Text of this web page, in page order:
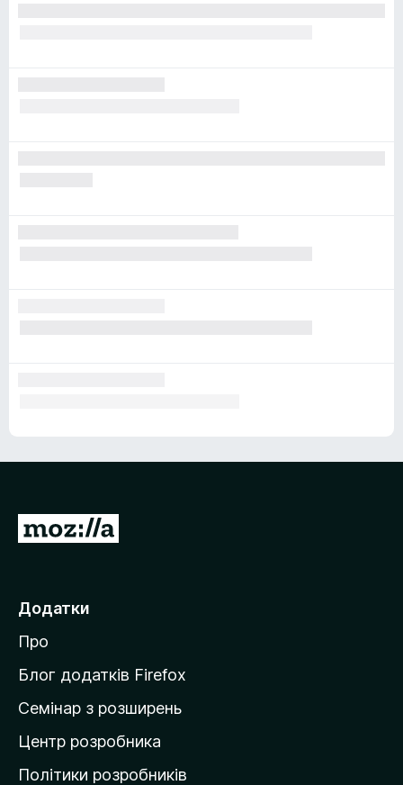
П
е
й
т
и
а
д
о
Додатки
Про
Блог додатків Firefox
Семінар з розширень
Центр розробника
Політики розробників